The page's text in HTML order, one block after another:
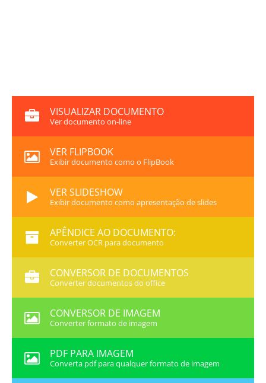
VISUALIZAR DOCUMENTO
Ver documento on-line
VER FLIPBOOK
Exibir documento como o FlipBook
VER SLIDESHOW
Exibir documento como apresentação de slides
APÊNDICE AO DOCUMENTO:
Converter OCR para documento
CONVERSOR DE DOCUMENTOS
Converter documentos do office
CONVERSOR DE IMAGEM
Converter formato de imagem
PDF PARA IMAGEM
Converta pdf para qualquer formato de imagem